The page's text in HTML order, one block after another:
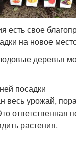
есть свое
на новое
деревья
посадки
весь урожай,
ответственная
растения.